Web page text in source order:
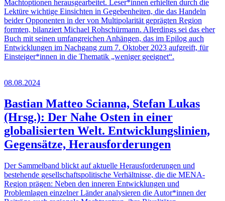
Machtoptionen herausgearbeitet. Leser*innen erhielten durch die
Lektüre wichtige Einsichten in Gegebenheiten, die das Handeln
beider Opponenten in der von Multipolarität geprägten Region
formten, bilanziert Michael Rohschürmann. Allerdings sei das eher
Buch mit seinen umfangreichen Anhängen, das im Epilog auch
Entwicklungen im Nachgang zum 7. Oktober 2023 aufgreift, für
Einsteiger*innen in die Thematik „weniger geeignet“.
08.08.2024
Bastian Matteo Scianna, Stefan Lukas
(Hrsg.): Der Nahe Osten in einer
globalisierten Welt. Entwicklungslinien,
Gegensätze, Herausforderungen
Der Sammelband blickt auf aktuelle Herausforderungen und
bestehende gesellschaftspolitische Verhältnisse, die die MENA-
Region prägen: Neben den inneren Entwicklungen und
Problemlagen einzelner Länder analysieren die Autor*innen der